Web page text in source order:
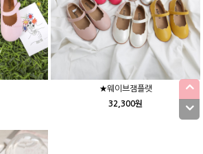
★웨이브잼플랫
32,300원